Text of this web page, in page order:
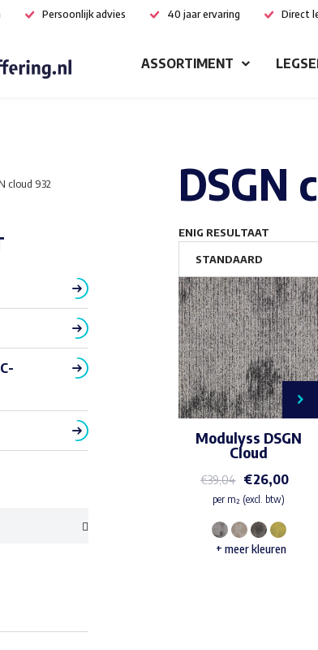
Persoonlijk advies 40 jaar ervaring Direct
ASSORTIMENT
DSGN
ENIG RESULTAAT
Modulyss DSGN
Cloud
€39,04 €26,00
per m² (excl. btw)
Dit
+ meer kleuren
cloud 932